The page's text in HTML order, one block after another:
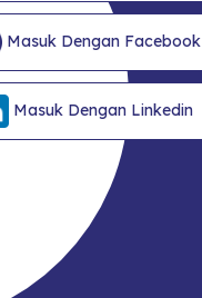
Masuk Dengan Facebook
Masuk Dengan Linkedin